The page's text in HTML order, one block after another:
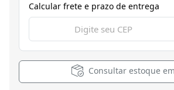
Calcular frete e prazo de entrega
Consultar estoque